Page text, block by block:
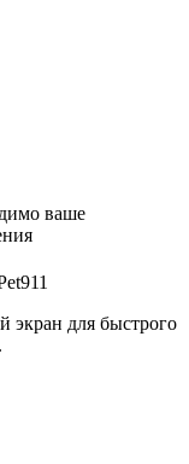
ваше
экран для быстрого